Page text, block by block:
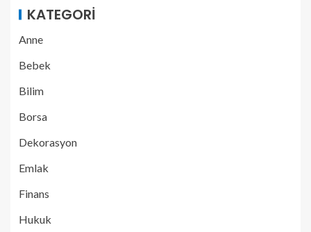
KATEGORI
Anne
Bebek
Bilim
Borsa
Dekorasyon
Emlak
Finans
Hukuk